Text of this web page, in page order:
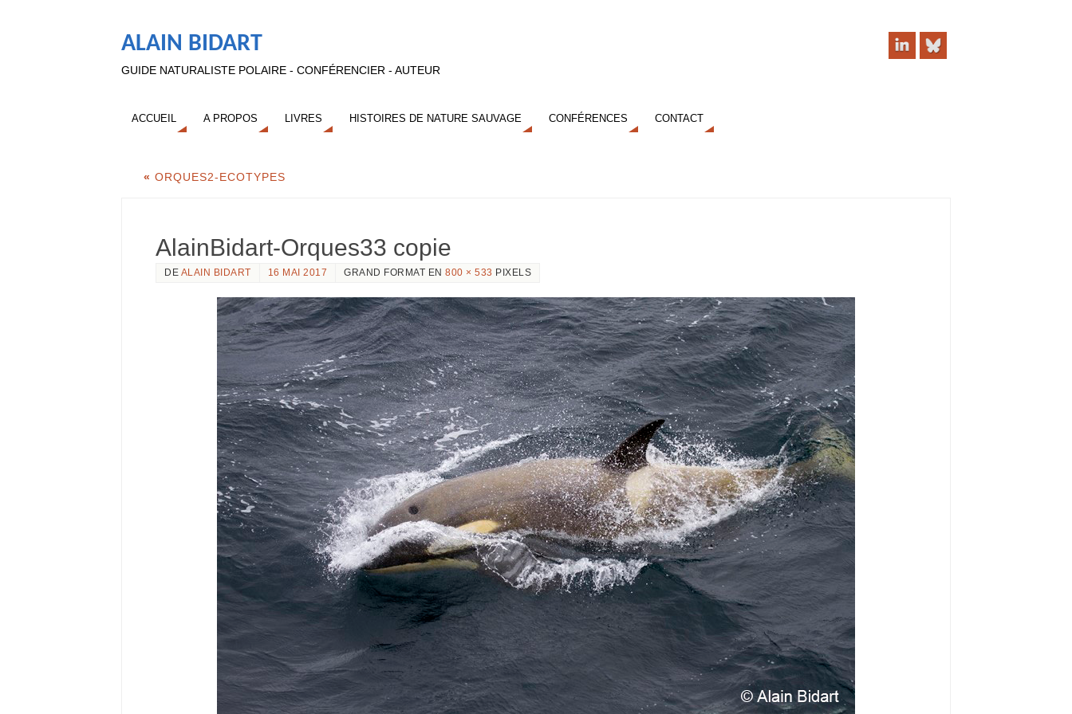
ALAIN BIDART
GUIDE NATURALISTE POLAIRE - CONFÉRENCIER - AUTEUR
ACCUEIL A PROPOS LIVRES HISTOIRES DE NATURE SAUVAGE CONFÉRENCES CONTACT
« ORQUES2-ECOTYPES
AlainBidart-Orques33 copie
DE ALAIN BIDART 16 MAI 2017 GRAND FORMAT EN 800 × 533 PIXELS